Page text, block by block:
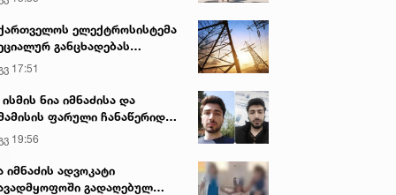
ელექტროსისტემა
განცხადებას
17:51
ნია იმნაძისა და
ფარული ჩანაწერიდან
ავალიანის მკვლელობის
19:56
იმნაძის ადვოკატი
გადაღებულ